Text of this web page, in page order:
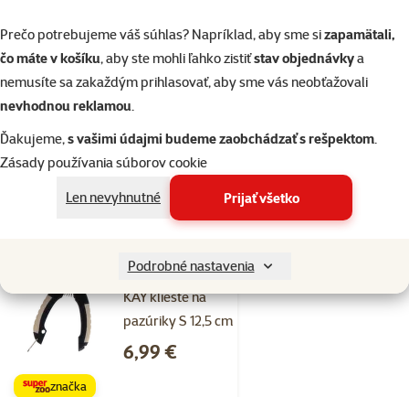
Prečo potrebujeme váš súhlas? Napríklad, aby sme sizapamätali,
čo máte v košíku, aby ste mohli ľahko zistiťstav objednávkya
nemusíte sa zakaždým prihlasovať, aby sme vás neobťažovali
nevhodnou reklamou.
Ďakujeme,s vašimi údajmi budeme zaobchádzať s rešpektom.
Zásady používania súborov cookie
Len nevyhnutné
Prijať všetko
Podrobné nastavenia
KAY kliešte na
pazúriky XS 10 cm
Cena
5,99 €
značka
do košíka
KAY kliešte na
pazúriky S 12,5 cm
Hodnotenie 100%, počet hodnotení: 1
1×
hodnotenie
Cena
6,99 €
značka